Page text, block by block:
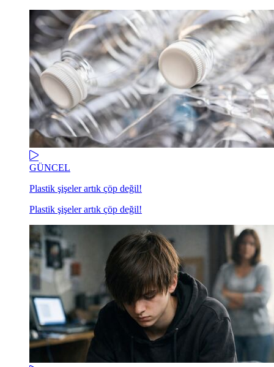
GÜNCEL
Plastik şişeler artık çöp değil!
Plastik şişeler artık çöp değil!